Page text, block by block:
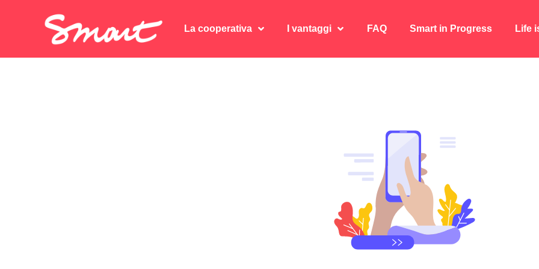
La cooperativa I vantaggi FAQ Smart in Progress Life